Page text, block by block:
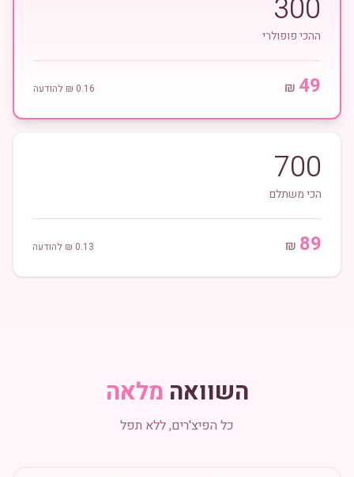
300
ההכי פופולרי
49
₪
0.16 ₪ להודעה
700
הכי משתלם
89
₪
0.13 ₪ להודעה
השוואה מלאה
כל הפיצ'רים, ללא תפל